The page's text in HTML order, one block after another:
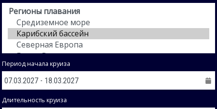
Период начала круиза
Длительность круиза